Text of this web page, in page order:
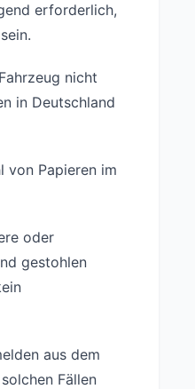
erforderlich,
nicht
in Deutschland
von Papieren im
oder
gestohlen
aus dem
Fällen